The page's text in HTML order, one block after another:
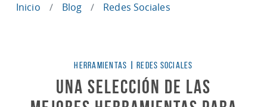
Inicio Blog Redes Sociales
HERRAMIENTAS |REDES SOCIALES
Una Selección de las